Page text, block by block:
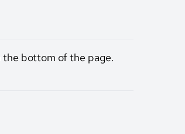
the bottom of the page.